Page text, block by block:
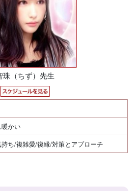
珠（ちず）先生
かい
ち/複雑愛/復縁/対策とアプローチ